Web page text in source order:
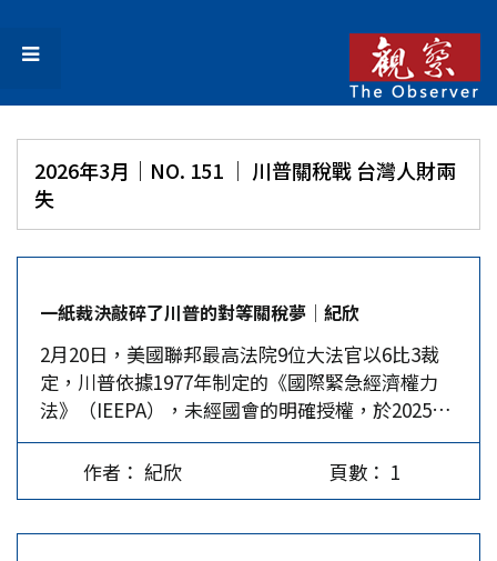
2026年3月｜NO. 151 │ 川普關稅戰 台灣人財兩
失
一紙裁決敲碎了川普的對等關稅夢│紀欣
2月20日，美國聯邦最高法院9位大法官以6比3裁
定，川普依據1977年制定的《國際緊急經濟權力
法》（IEEPA），未經國會的明確授權，於2025年
4月實施的全球性關稅是違法的。川普隨即簽署公
告，依據《1974年貿易法》第122條，對全球各國
徵收10%進口關稅，不到24小時又發文宣布把關稅
作者： 紀欣 頁數： 1